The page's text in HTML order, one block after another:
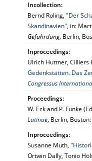
Incollection:
Bernd Roling, "Der
Skandinavien", in:
Gefährdung, Berlin,
Inproceedings:
Ulrich Huttner, Cilliers
Gedenkstätten. Das
Congressus
Proceedings:
W. Eck and P. Funke
Latinae, Berlin,
Inproceedings:
Susanne Muth,
Ortwin Dally, Tonio